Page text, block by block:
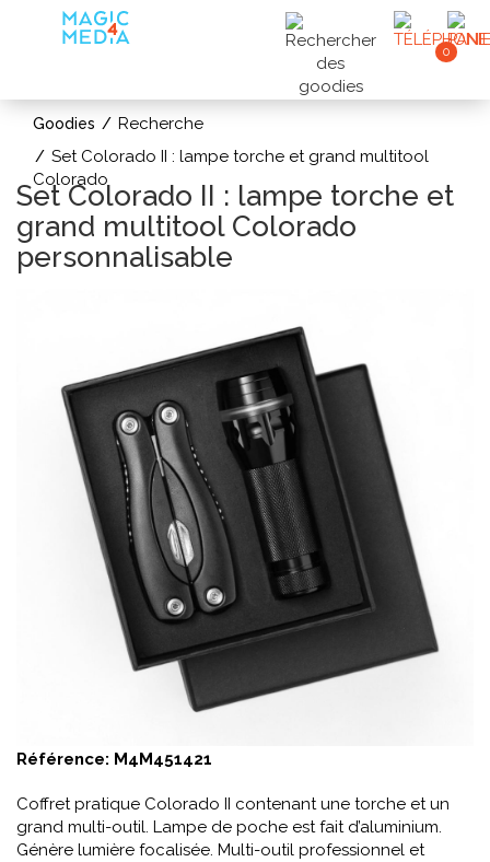
0
Goodies
Recherche
Set Colorado II : lampe torche et grand multitool
Colorado
Set Colorado II : lampe torche et
grand multitool Colorado
personnalisable
Référence: M4M451421
Coffret pratique Colorado II contenant une torche et un
grand multi-outil. Lampe de poche est fait d’aluminium.
Génère lumière focalisée. Multi-outil professionnel et